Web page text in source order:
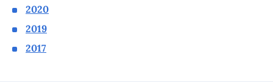
2020
2019
2017